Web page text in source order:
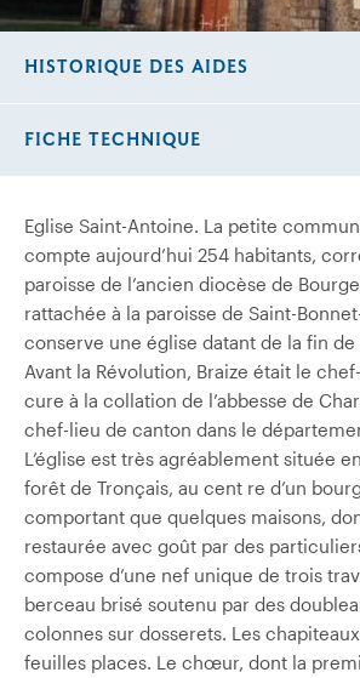
Eglise Saint-Antoine. La petite
compte aujourd’hui 254 habitants,
paroisse de l’ancien diocèse de
rattachée à la paroisse de Saint-
conserve une église datant de la fin de
Avant la Révolution, Braize était le
cure à la collation de l’abbesse de
chef-lieu de canton dans le
L’église est très agréablement située
forêt de Tronçais, au cent re d’un
comportant que quelques maisons,
restaurée avec goût par des
compose d’une nef unique de trois
berceau brisé soutenu par des
colonnes sur dosserets. Les
feuilles places. Le chœur, dont la
HISTORIQUE DES AIDES
FICHE TECHNIQUE